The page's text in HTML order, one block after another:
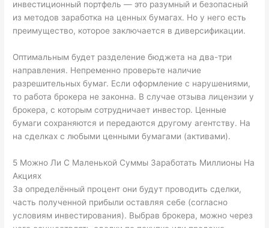
инвестиционный портфель — это разумный и безопасный
из методов заработка на ценных бумагах. Но у него есть
преимущество, которое заключается в диверсификации.
Оптимальным будет разделение бюджета на два-три
направления. Непременно проверьте наличие
разрешительных бумаг. Если оформление с нарушениями,
то работа брокера не законна. В случае отзыва лицензии у
брокера, с которым сотрудничает инвестор. Ценные
бумаги сохраняются и передаются другому агентству. На
на сделках с любыми ценными бумагами (активами).
5 Можно Ли С Маленькой Суммы Заработать Миллионы На
Акциях
За определённый процент они будут проводить сделки,
часть полученной прибыли оставляя себе (согласно
условиям инвестирования). Выбрав брокера, можно через